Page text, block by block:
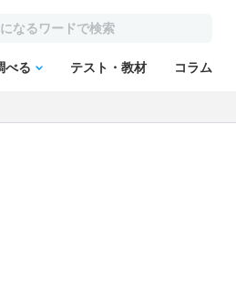
べる テスト・教材 コラム